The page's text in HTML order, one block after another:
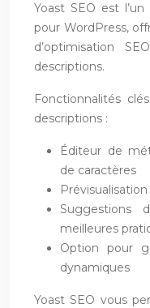
Yoast SEO est
pour WordPress,
d’optimisation
descriptions.
Fonctionnalités
descriptions :
Éditeur de
de caractères
Suggestions
meilleures
Option pour
dynamiques
Yoast SEO vous